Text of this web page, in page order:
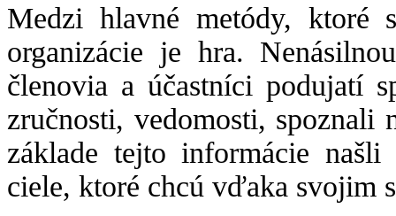
Medzi hlavné metódy, ktoré
organizácie je hra.
členovia a účastníci podujatí
zručnosti, vedomosti, spoznali
základe tejto informácie
ciele, ktoré chcú vďaka svojim